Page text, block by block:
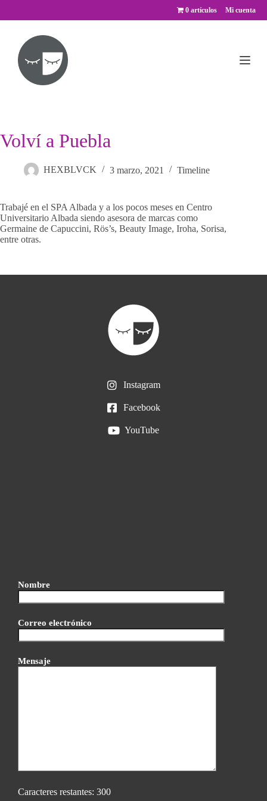
Mi cuenta
0 artículos
Volví a Puebla
HEXBLVCK 3 marzo, 2021 Timeline
Trabajé en el SPA Albada y a los pocos meses en Centro
Universitario Albada siendo asesora de marcas como
Germaine de Capuccini, Rös’s, Beauty Image, Iroha, Sorisa,
entre otras.
Instagram
Facebook
YouTube
Nombre
Correo electrónico
Mensaje
Caracteres restantes: 300